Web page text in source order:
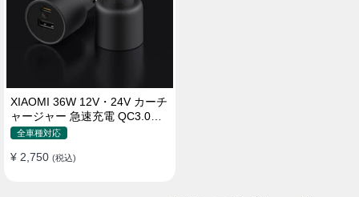
XIAOMI 36W 12V・24V カーチ
ャージャー 急速充電 QC3.0
LEDライト コンパクト 車載充
全車種対応
¥ 2,750 (税込)